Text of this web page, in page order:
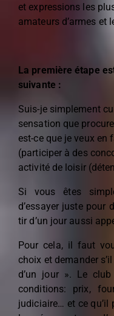
et expressions les
amateurs d’armes et
La première étape
suivante :
Suis-je simplement
sensation que
est-ce que je veux en
(participer à des
activité de loisir
Si vous êtes
d’essayer juste pour
tir d’un jour aussi
Pour cela, il faut
choix et demander
d’un jour ». Le
conditions: prix,
judiciaire… et ce qu’il